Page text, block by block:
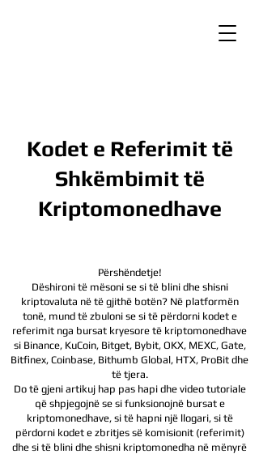
Kodet e Referimit të
Shkëmbimit të
Kriptomonedhave
Përshëndetje!
Dëshironi të mësoni se si të blini dhe shisni
kriptovaluta në të gjithë botën? Në platformën
tonë, mund të zbuloni se si të përdorni kodet e
referimit nga bursat kryesore të kriptomonedhave
si Binance, KuCoin, Bitget, Bybit, OKX, MEXC, Gate,
Bitfinex, Coinbase, Bithumb Global, HTX, ProBit dhe
të tjera.
Do të gjeni artikuj hap pas hapi dhe video tutoriale
që shpjegojnë se si funksionojnë bursat e
kriptomonedhave, si të hapni një llogari, si të
përdorni kodet e zbritjes së komisionit (referimit)
dhe si të blini dhe shisni kriptomonedha në mënyrë